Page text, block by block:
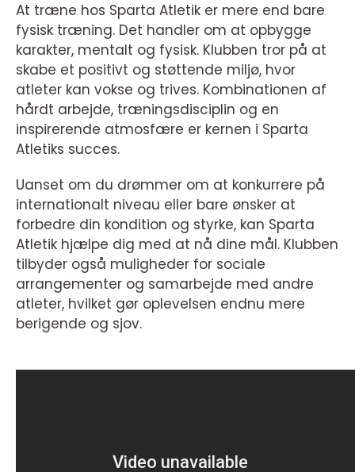
At træne hos Sparta Atletik er mere end bare
fysisk træning. Det handler om at opbygge
karakter, mentalt og fysisk. Klubben tror på at
skabe et positivt og støttende miljø, hvor
atleter kan vokse og trives. Kombinationen af
hårdt arbejde, træningsdisciplin og en
inspirerende atmosfære er kernen i Sparta
Atletiks succes.
Uanset om du drømmer om at konkurrere på
internationalt niveau eller bare ønsker at
forbedre din kondition og styrke, kan Sparta
Atletik hjælpe dig med at nå dine mål. Klubben
tilbyder også muligheder for sociale
arrangementer og samarbejde med andre
atleter, hvilket gør oplevelsen endnu mere
berigende og sjov.